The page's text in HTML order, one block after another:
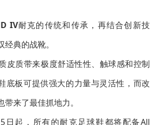
IV耐克的传统和传承，再结合创新技
典的战靴。
皮质带来极度舒适性性、触球感和控制
底板可提供强大的力量与灵活性，而改
来了最佳抓地力。
日起，所有的耐克足球鞋都将配备All